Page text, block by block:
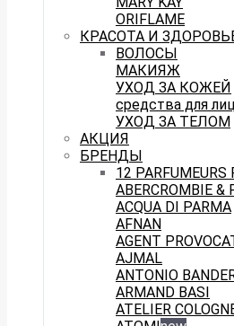
ORIFLAME
КРАСОТА И
ВОЛОСЫ
МАКИЯЖ
УХОД ЗА КОЖЕЙ
средства для
УХОД ЗА ТЕЛОМ
АКЦИЯ
БРЕНДЫ
12 PARFUMEURS
ABERCROMBIE &
ACQUA DI PARMA
AFNAN
AGENT
AJMAL
ANTONIO
ARMAND BASI
ATELIER